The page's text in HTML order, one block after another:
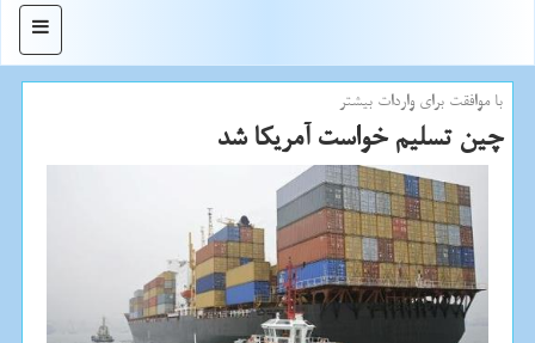
منو
با موافقت برای واردات بیشتر
چین تسلیم خواست آمریكا شد